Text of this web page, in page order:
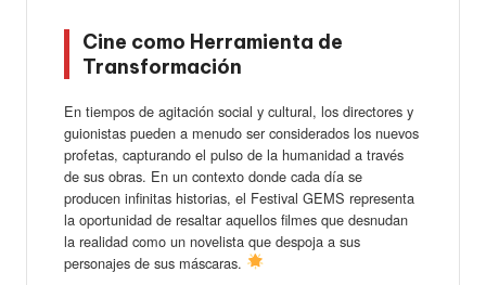
Cine como Herramienta de
Transformación
En tiempos de agitación social y cultural, los directores y
guionistas pueden a menudo ser considerados los nuevos
profetas, capturando el pulso de la humanidad a través
de sus obras. En un contexto donde cada día se
producen infinitas historias, el Festival GEMS representa
la oportunidad de resaltar aquellos filmes que desnudan
la realidad como un novelista que despoja a sus
personajes de sus máscaras.